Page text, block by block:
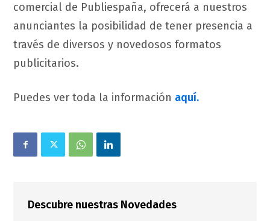
comercial de Publiespaña, ofrecerá a nuestros
anunciantes la posibilidad de tener presencia a
través de diversos y novedosos formatos
publicitarios.
Puedes ver toda la información aquí.
Descubre nuestras Novedades